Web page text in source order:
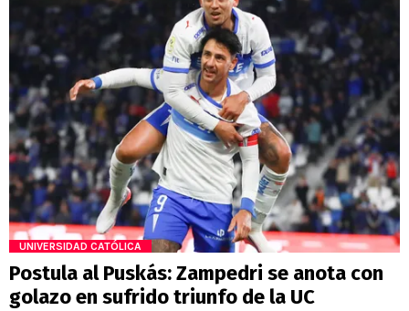
UNIVERSIDAD CATÓLICA
Postula al Puskás: Zampedri se anota con
golazo en sufrido triunfo de la UC